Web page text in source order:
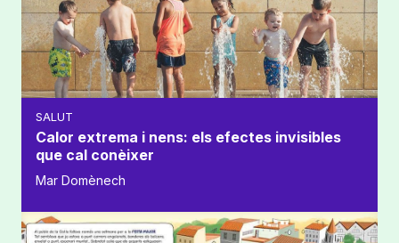
SALUT
Calor extrema i nens: els efectes invisibles
que cal conèixer
Mar Domènech